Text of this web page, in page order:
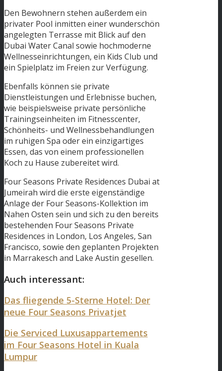
Den Bewohnern stehen außerdem ein
privater Pool inmitten einer wunderschön
angelegten Terrasse mit Blick auf den
Dubai Water Canal sowie hochmoderne
Wellnesseinrichtungen, ein Kids Club und
ein Spielplatz im Freien zur Verfügung.
Ebenfalls können sie private
Dienstleistungen und Erlebnisse buchen,
wie beispielsweise private persönliche
Trainingseinheiten im Fitnesscenter,
Schönheits- und Wellnessbehandlungen
im ruhigen Spa oder ein einzigartiges
Essen, das von einem professionellen
Koch zu Hause zubereitet wird.
Four Seasons Private Residences Dubai at
Jumeirah wird die erste eigenständige
Anlage der Four Seasons-Kollektion im
Nahen Osten sein und sich zu den bereits
bestehenden Four Seasons Private
Residences in London, Los Angeles, San
Francisco, sowie den geplanten Projekten
in Marrakesch and Lake Austin gesellen.
Auch interessant:
Das fliegende 5-Sterne Hotel: Der
neue Four Seasons Privatjet
Die Serviced Luxusappartements
im Four Seasons Hotel in Kuala
Lumpur